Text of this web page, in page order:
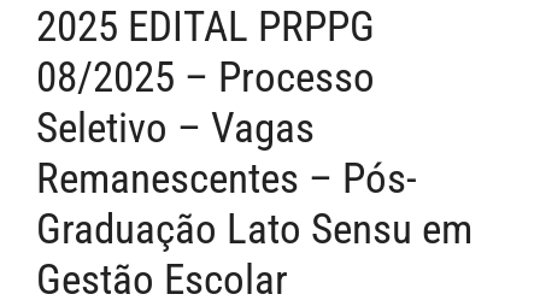
2025 EDITAL PRPPG
08/2025 – Processo
Seletivo – Vagas
Remanescentes – Pós-
Graduação Lato Sensu em
Gestão Escolar